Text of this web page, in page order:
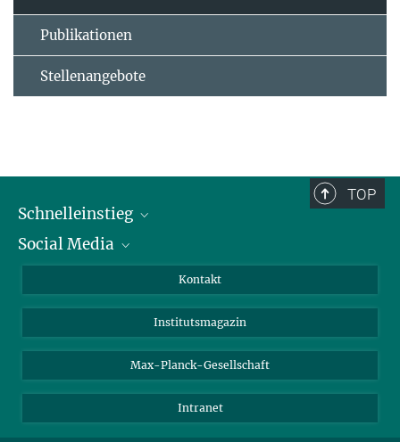
Publikationen
Stellenangebote
TOP
Schnelleinstieg
Alumni
Fördernde
Schulen
Studierende
Social Media
Bluesky
Facebook
YouTube
Kontakt
Institutsmagazin
Max-Planck-Gesellschaft
Intranet